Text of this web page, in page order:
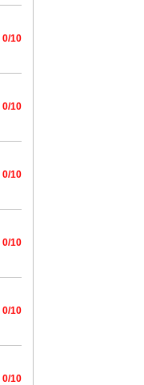
0/10
0/10
0/10
0/10
0/10
0/10